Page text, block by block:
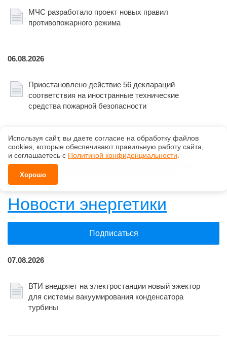
МЧС разработало проект новых правил
противопожарного режима
06.08.2026
Приостановлено действие 56 деклараций
соответствия на иностранные технические
средства пожарной безопасности
Действие Правил противопожарного режима
планируется продлить до 1 сентября 2032 года
Новости энергетики
Подписаться
07.08.2026
ВТИ внедряет на электростанции новый эжектор
для системы вакуумирования конденсатора
турбины
Используя сайт, вы даете согласие на обработку файлов
сооkiеs, которые обеспечивают правильную работу сайта,
и соглашаетесь с Политикой конфиденциальности.
Хорошо